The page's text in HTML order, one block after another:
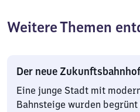
Weitere Themen
Der neue
Eine junge Stadt mit
Bahnsteige wurden begrünt